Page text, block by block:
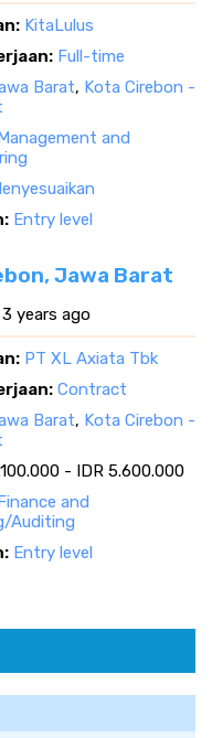
KitaLulus
Full-time
Barat, Kota Cirebon -
and
Entry level
Jawa Barat
3 years ago
PT XL Axiata Tbk
Contract
Barat, Kota Cirebon -
- IDR 5.600.000
and
Auditing
Entry level